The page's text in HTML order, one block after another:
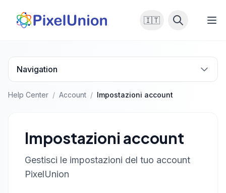
🇮🇹
Navigation
Help Center / Account / Impostazioni account
Impostazioni account
Gestisci le impostazioni del tuo account
PixelUnion